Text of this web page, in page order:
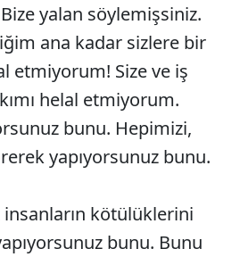
Bize yalan söylemişsiniz.
ana kadar sizlere bir
etmiyorum! Size ve iş
helal etmiyorum.
bunu. Hepimizi,
yapıyorsunuz bunu.
insanların kötülüklerini
bunu. Bunu